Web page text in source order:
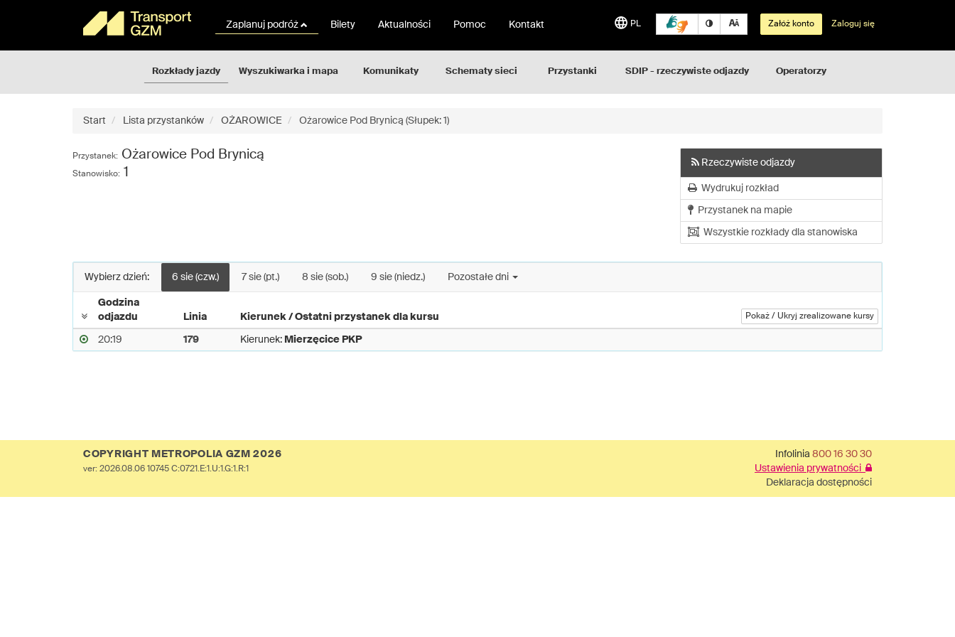
strony
Zaplanuj podróż Bilety Aktualności Pomoc Kontakt PL Załóż konto Zaloguj się
Rozkłady jazdy Wyszukiwarka i mapa Komunikaty Schematy sieci Przystanki SDIP - rzeczywiste odjazdy Operatorzy
Start Lista przystanków OŻAROWICE Ożarowice Pod Brynicą (Słupek: 1)
Przystanek: Ożarowice Pod Brynicą
Stanowisko: 1
Rzeczywiste odjazdy
Wydrukuj rozkład
Przystanek na mapie
Wszystkie rozkłady dla stanowiska
Wybierz dzień: 6 sie (czw.) 7 sie (pt.) 8 sie (sob.) 9 sie (niedz.) Pozostałe dni
Godzina
odjazdu
Linia Kierunek / Ostatni przystanek dla kursu Pokaż / Ukryj zrealizowane kursy
20:19 179 Kierunek: Mierzęcice PKP
COPYRIGHT METROPOLIA GZM 2026 Infolinia 800 16 30 30
ver: 2026.08.06 10745 C:0721.E:1.U:1.G:1.R:1
Ustawienia prywatności
Deklaracja dostępności